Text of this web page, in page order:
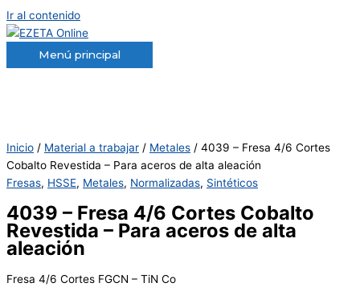
Ir al contenido
Menú principal
Inicio / Material a trabajar / Metales / 4039 – Fresa 4/6 Cortes
Cobalto Revestida – Para aceros de alta aleación
Fresas, HSSE, Metales, Normalizadas, Sintéticos
4039 – Fresa 4/6 Cortes Cobalto
Revestida – Para aceros de alta
aleación
Fresa 4/6 Cortes FGCN – TiN Co